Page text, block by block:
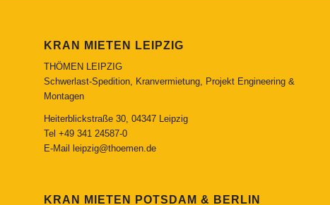
KRAN MIETEN LEIPZIG
THÖMEN LEIPZIG
Schwerlast-Spedition, Kranvermietung, Projekt Engineering &
Montagen
Heiterblickstraße 30, 04347 Leipzig
Tel +49 341 24587-0
E-Mail
leipzig@thoemen.de
KRAN MIETEN POTSDAM & BERLIN